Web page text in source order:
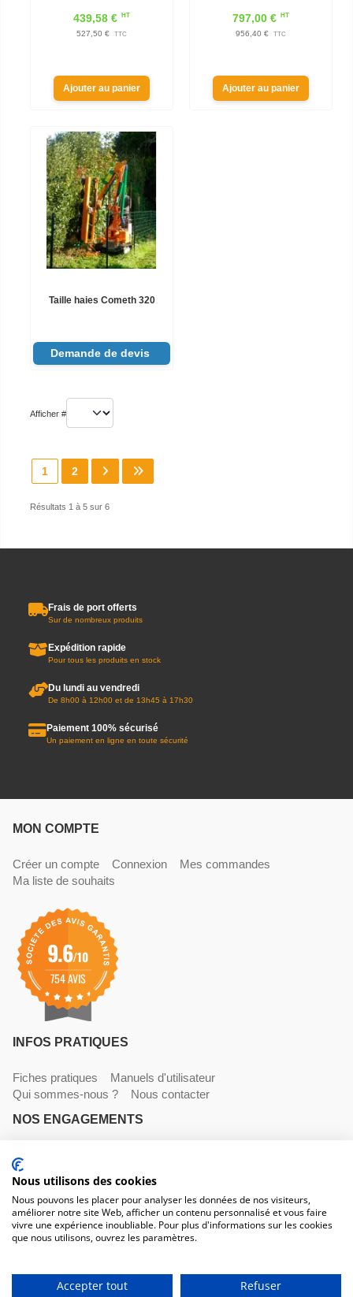
439,58 € HT
527,50 € TTC
Ajouter au panier
797,00 € HT
956,40 € TTC
Ajouter au panier
Taille haies Cometh 320
Demande de devis
Afficher #
1 2
Résultats 1 à 5 sur 6
Frais de port offerts
Sur de nombreux produits
Expédition rapide
Pour tous les produits en stock
Du lundi au vendredi
De 8h00 à 12h00 et de 13h45 à 17h30
Paiement 100% sécurisé
Un paiement en ligne en toute sécurité
MON COMPTE
Créer un compte Connexion
Mes commandes
Ma liste de souhaits
9.6/10
754 AVIS
INFOS PRATIQUES
Fiches pratiques
Manuels d'utilisateur
Qui sommes-nous ?
Nous contacter
NOS ENGAGEMENTS
Livraisons
NOS COORDONNÉES
530 avenue du Roucagnier , 34400 Lunel-Viel
04 67 58 38 57
Du lundi au vendredi, 8h00 - 12h00 / 13h45 à 17h30
Nous utilisons des cookies
Nous pouvons les placer pour analyser les données de nos visiteurs,
améliorer notre site Web, afficher un contenu personnalisé et vous faire
vivre une expérience inoubliable. Pour plus d'informations sur les cookies
que nous utilisons, ouvrez les paramètres.
Accepter tout Refuser